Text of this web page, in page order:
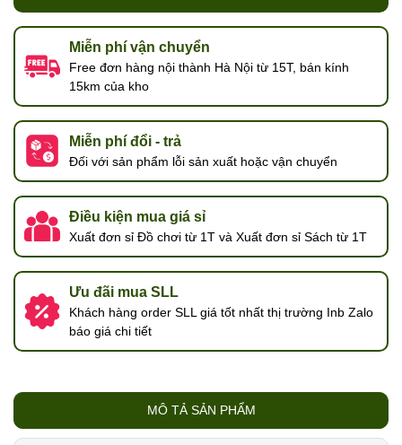
Miễn phí vận chuyển
Free đơn hàng nội thành Hà Nội từ 15T, bán kính
15km của kho
Miễn phí đổi - trả
Đối với sản phẩm lỗi sản xuất hoặc vận chuyển
Điều kiện mua giá sỉ
Xuất đơn sỉ Đồ chơi từ 1T và Xuất đơn sỉ Sách từ 1T
Ưu đãi mua SLL
Khách hàng order SLL giá tốt nhất thị trường Inb Zalo
báo giá chi tiết
MÔ TẢ SẢN PHẨM